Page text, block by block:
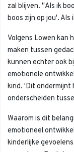
zal blijven. ''Als ik
boos zijn op jou'.
Volgens Lowen kan
maken tussen
kunnen echter ook
emotionele
kind. 'Dit ondermijnt
onderscheiden
Waarom is dit
emotioneel
kinderlijke